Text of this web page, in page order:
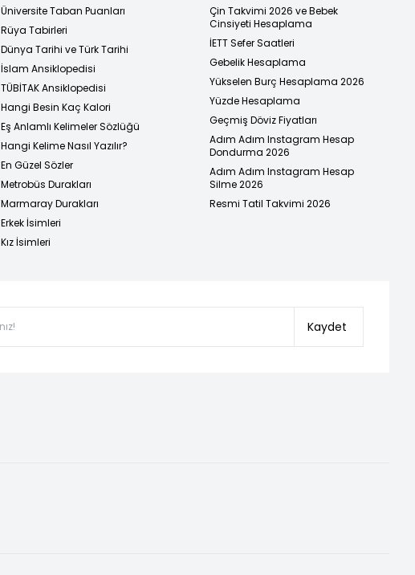
Üniversite Taban Puanları
Rüya Tabirleri
Dünya Tarihi ve Türk Tarihi
İslam Ansiklopedisi
TÜBİTAK Ansiklopedisi
Hangi Besin Kaç Kalori
Eş Anlamlı Kelimeler Sözlüğü
Hangi Kelime Nasıl Yazılır?
En Güzel Sözler
Metrobüs Durakları
Marmaray Durakları
Erkek İsimleri
Kız İsimleri
Çin Takvimi 2026 ve Bebek
Cinsiyeti Hesaplama
İETT Sefer Saatleri
Gebelik Hesaplama
Yükselen Burç Hesaplama 2026
Yüzde Hesaplama
Geçmiş Döviz Fiyatları
Adım Adım Instagram Hesap
Dondurma 2026
Adım Adım Instagram Hesap
Silme 2026
Resmi Tatil Takvimi 2026
Kaydet